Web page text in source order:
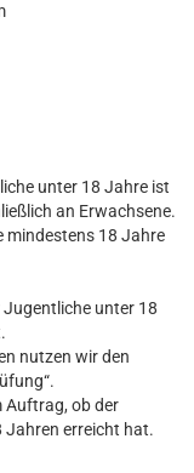
unter 18 Jahre ist
an Erwachsene.
mindestens 18 Jahre
unter 18
nutzen wir den
Auftrag, ob der
Jahren erreicht hat.